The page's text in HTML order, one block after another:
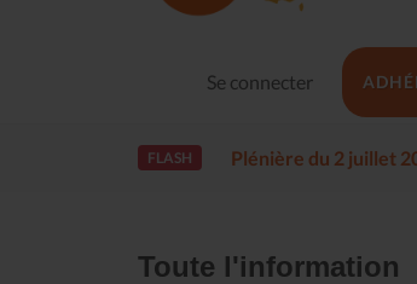
Se connecter
FLASH Plénière du 2 juillet
Toute l'information